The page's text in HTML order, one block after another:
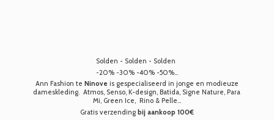
Solden - Solden - Solden
-20% -30% -40% -50%...
Ann Fashion te Ninove is gespecialiseerd in jonge en modieuze
dameskleding. Atmos, Senso, K-design, Batida, Signe Nature, Para
Mi, Green Ice, Rino & Pelle...
Gratis verzending bij aankoop 100€